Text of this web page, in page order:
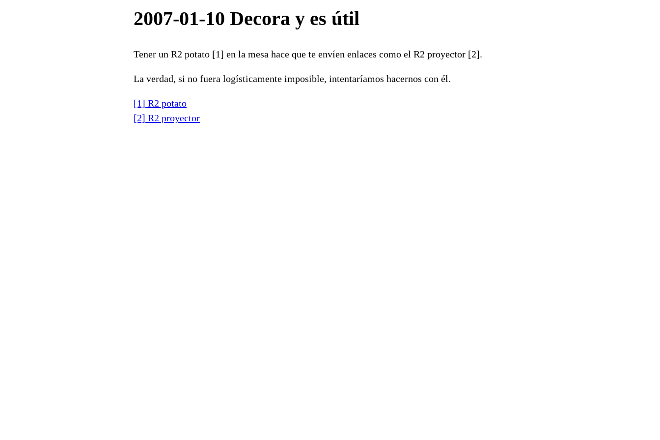
2007-01-10 Decora y es útil
Tener un R2 potato [1] en la mesa hace que te envíen enlaces como el R2 proyector [2].
La verdad, si no fuera logísticamente imposible, intentaríamos hacernos con él.
[1] R2 potato
[2] R2 proyector